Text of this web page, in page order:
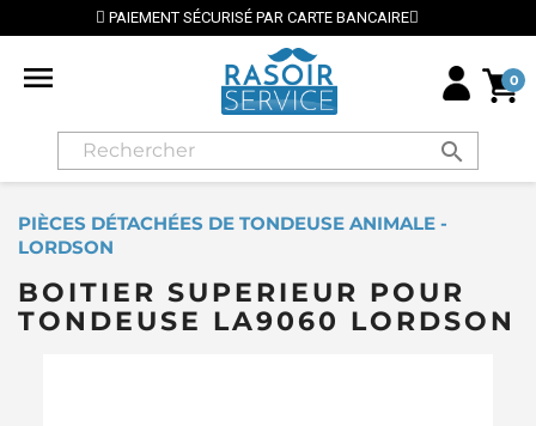
PAR CARTE BANCAIRE ⭐ LIVRAISON
 0
search
PIÈCES DÉTACHÉES DE TONDEUSE ANIMALE -
LORDSON
BOITIER SUPERIEUR POUR
TONDEUSE LA9060 LORDSON